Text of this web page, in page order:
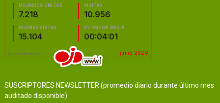
SUSCRIPTORES NEWSLETTER (promedio diario durante último mes
auditado disponible):